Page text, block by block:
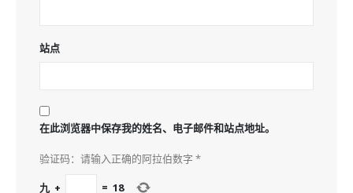
站点
在此浏览器中保存我的姓名、电子邮件和站点地址。
验证码：请输入正确的阿拉伯数字 *
九 + = 18